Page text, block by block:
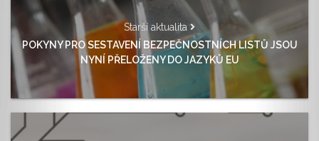
Starší aktualita
POKYNY PRO SESTAVENÍ BEZPEČNOSTNÍCH LISTŮ JSOU
NYNÍ PŘELOŽENY DO JAZYKŮ EU